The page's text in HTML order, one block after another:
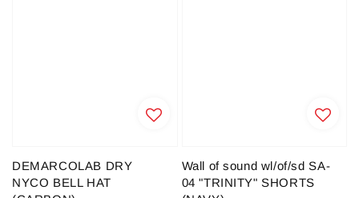
DEMARCOLAB DRY
NYCO BELL HAT
Wall of sound wl/of/sd SA-
04 "TRINITY" SHORTS